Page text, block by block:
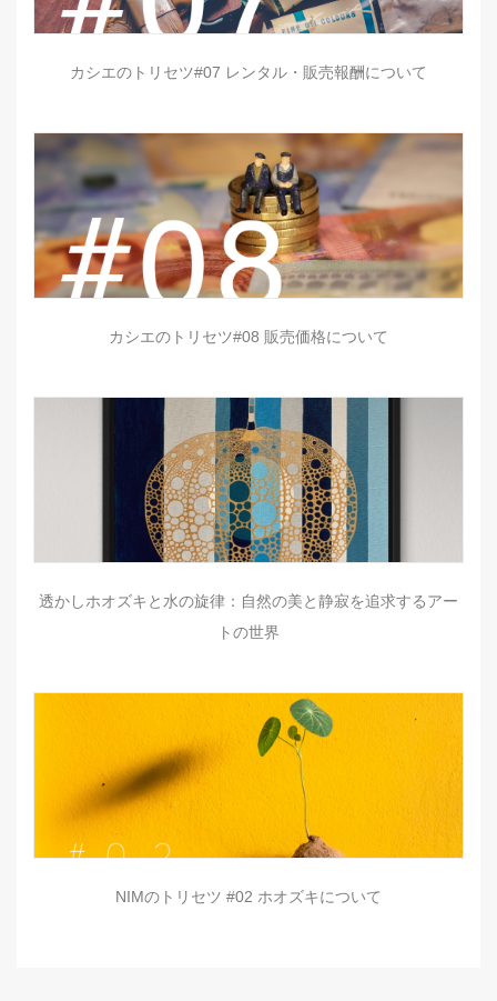
カシエのトリセツ#07 レンタル・販売報酬について
カシエのトリセツ#08 販売価格について
透かしホオズキと水の旋律：自然の美と静寂を追求するアー
トの世界
NIMのトリセツ #02 ホオズキについて